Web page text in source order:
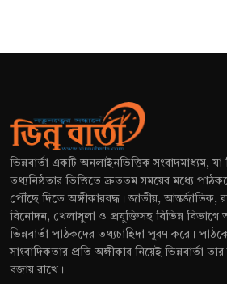
ভিন্নবার্তা একটি অনলাইনভিত্তিক সংবাদমাধ্যম,
তথ্যনিষ্ঠতার ভিত্তিতে দ্রুততম সময়ের মধ্যে
পৌঁছে দিতে অঙ্গীকারবদ্ধ। জাতীয়, আন্তর্জাতিক,
বিনোদন, খেলাধুলা ও প্রযুক্তিসহ বিভিন্ন
ভিন্নবার্তা পাঠকদের তথ্যচাহিদা পূরণ করে।
সাংবাদিকতার প্রতি অঙ্গীকার নিয়েই ভিন্নবার্তা
বজায় রাখে।